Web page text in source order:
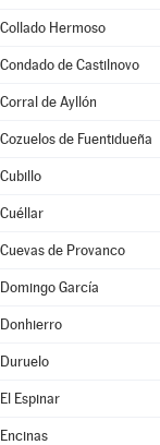
Collado Hermoso
Condado de Castilnovo
Corral de Ayllón
Cozuelos de Fuentidueña
Cubillo
Cuéllar
Cuevas de Provanco
Domingo García
Donhierro
Duruelo
El Espinar
Encinas